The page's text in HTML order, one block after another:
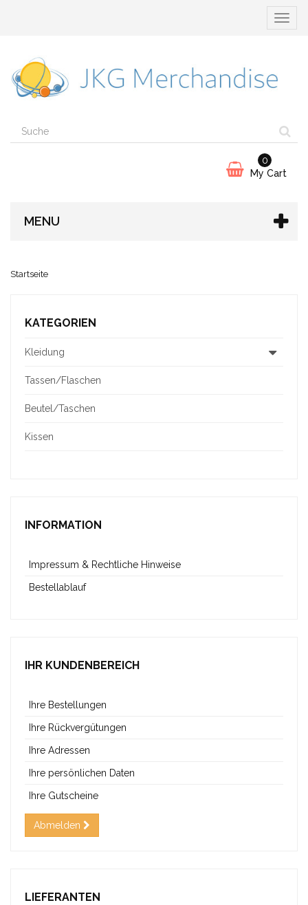
My Cart
0
MENU
Startseite
KATEGORIEN
Kleidung
Tassen/Flaschen
Beutel/Taschen
Kissen
INFORMATION
Impressum & Rechtliche Hinweise
Bestellablauf
IHR KUNDENBEREICH
Ihre Bestellungen
Ihre Rückvergütungen
Ihre Adressen
Ihre persönlichen Daten
Ihre Gutscheine
Abmelden
LIEFERANTEN